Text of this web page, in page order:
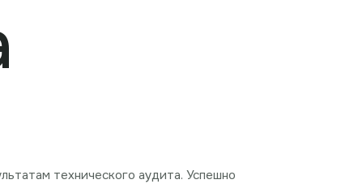
технического аудита. Успешно